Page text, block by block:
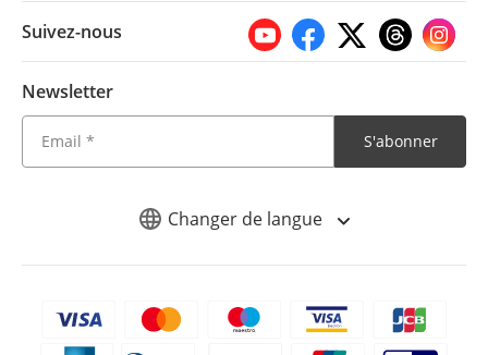
Changer de langue
Suivez-nous
Newsletter
S'abonner